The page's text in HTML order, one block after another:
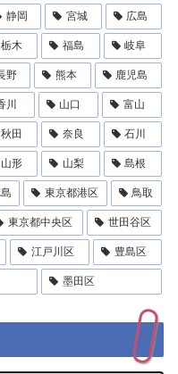
静岡 宮城 広島
栃木 福島 岐阜
野 熊本 鹿児島
川 山口 富山
秋田 奈良 石川
山形 山梨 島根
東京都港区 鳥取
東京都中央区 世田谷区
江戸川区 豊島区
墨田区